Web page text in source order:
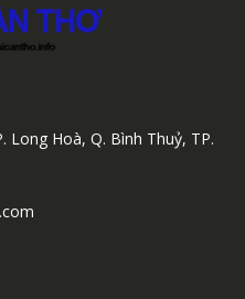
Long Hoà, Q. Bình Thuỷ, TP.